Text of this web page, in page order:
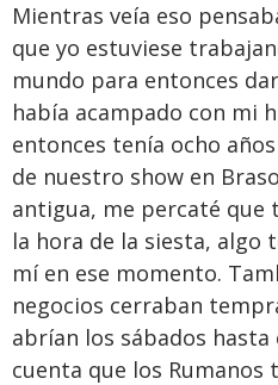
Mientras veía eso
que yo estuviese
mundo para entonces
había acampado con mi
entonces tenía ocho
de nuestro show en
antigua, me percaté que
la hora de la siesta, algo
mí en ese momento.
negocios cerraban
abrían los sábados hasta
cuenta que los